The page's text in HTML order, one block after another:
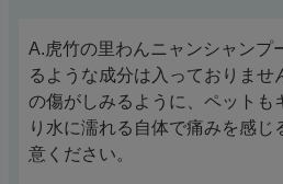
A.虎竹の里わんニャンシャンプ
るような成分は入っておりませ
の傷がしみるように、ペットも
り水に濡れる自体で痛みを感じ
意ください。